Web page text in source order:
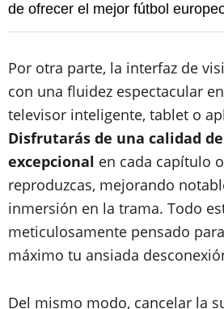
de ofrecer el mejor fútbol
Por otra parte, la interfaz de
con una fluidez espectacular
televisor inteligente, tablet o
Disfrutarás de una calidad
excepcional en cada capítulo
reproduzcas, mejorando
inmersión en la trama. Todo
meticulosamente pensado
máximo tu ansiada
Del mismo modo, cancelar la